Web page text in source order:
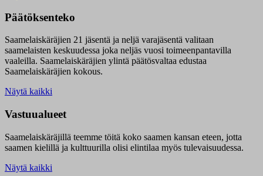
Päätöksenteko
Saamelaiskäräjien 21 jäsentä ja neljä varajäsentä valitaan
saamelaisten keskuudessa joka neljäs vuosi toimeenpantavilla
vaaleilla. Saamelaiskäräjien ylintä päätösvaltaa edustaa
Saamelaiskäräjien kokous.
Näytä kaikki
Vastuualueet
Saamelaiskäräjillä teemme töitä koko saamen kansan eteen, jotta
saamen kielillä ja kulttuurilla olisi elintilaa myös tulevaisuudessa.
Näytä kaikki